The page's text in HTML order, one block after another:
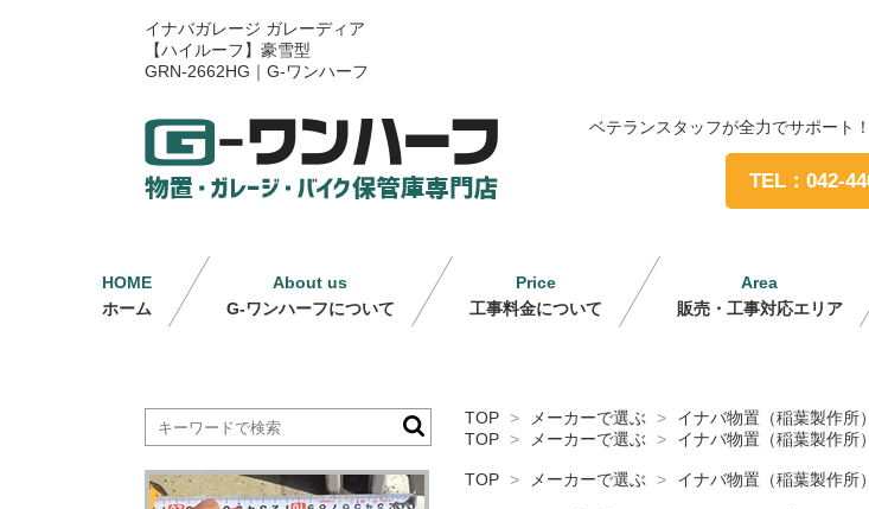
イナバガレージ ガレーディア
【ハイルーフ】豪雪型
GRN-2662HG｜G-ワンハーフ
ベテランスタッフが全力でサポート
TEL：042-
HOME
ホーム
About us
G-ワンハーフについて
Price
工事料金について
Area
販売・工事対応エリア
TOP > メーカーで選ぶ >
イナバ物置（稲葉製作所）
TOP > メーカーで選ぶ > イナバ物置（稲葉製作所）
TOP > メーカーで選ぶ > イナバ物置（稲葉製作所）